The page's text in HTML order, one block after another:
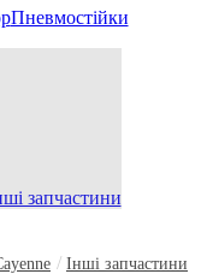
Пневмостійки
запчастини
/ Інші запчастини